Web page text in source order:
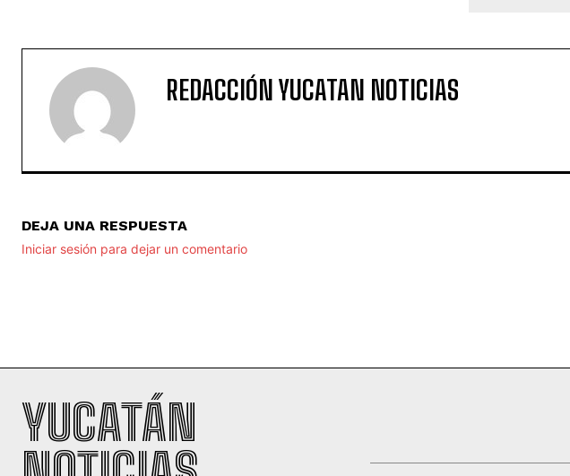
REDACCIÓN YUCATAN NOTICIAS
DEJA UNA RESPUESTA
Iniciar sesión para dejar un comentario
YUCATÁN